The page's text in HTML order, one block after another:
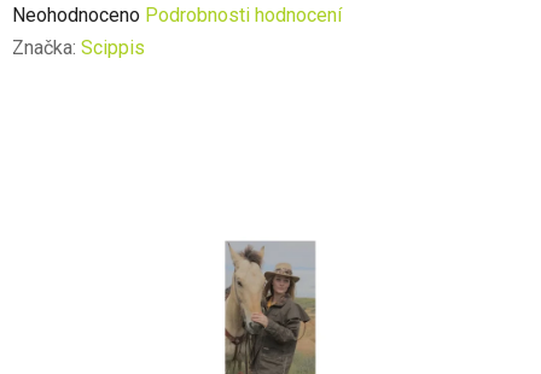
Průměrné
hodnocení
Neohodnoceno Podrobnosti hodnocení
Značka: Scippis